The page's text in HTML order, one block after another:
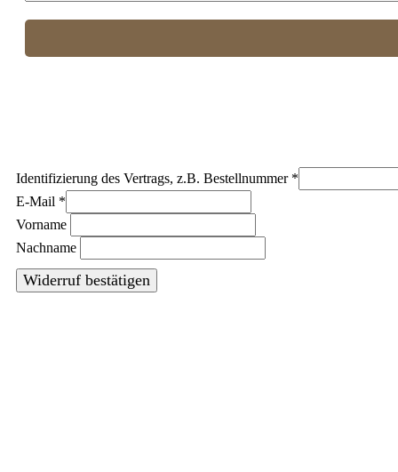
Identifizierung des Vertrags, z.B. Bestellnummer *
E-Mail *
E-
Mail
(wiederholen)*
Vorname
Nachname
Widerruf bestätigen